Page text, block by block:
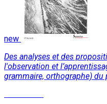
new
Des analyses et des
l'observation et
grammaire, orthographe) du